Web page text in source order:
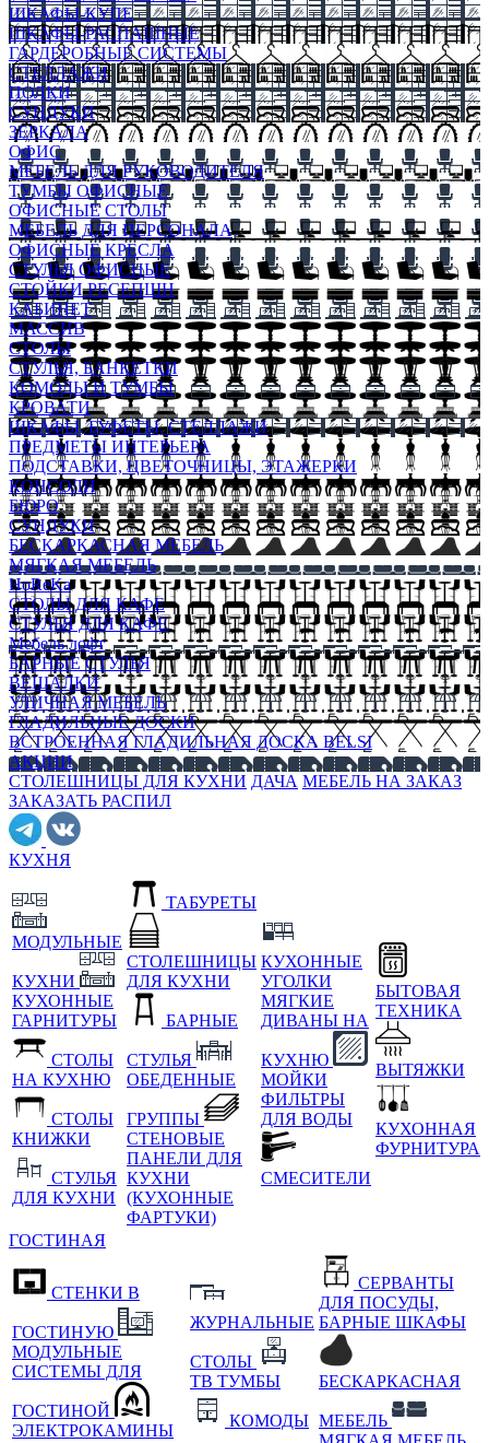
ШКАФЫ-КУПЕ
ШКАФЫ-РАСПАШНЫЕ
ГАРДЕРОБНЫЕ СИСТЕМЫ
СТЕЛЛАЖИ
ПОЛКИ
СУНДУКИ
ЗЕРКАЛА
ОФИС
МЕБЕЛЬ ДЛЯ РУКОВОДИТЕЛЯ
ТУМБЫ ОФИСНЫЕ
ОФИСНЫЕ СТОЛЫ
МЕБЕЛЬ ДЛЯ ПЕРСОНАЛА
ОФИСНЫЕ КРЕСЛА
СТУЛЬЯ ОФИСНЫЕ
СТОЙКИ РЕСЕПШН
КАБИНЕТ
МАССИВ
СТОЛЫ
СТУЛЬЯ, БАНКЕТКИ
КОМОДЫ И ТУМБЫ
КРОВАТИ
ШКАФЫ, БУФЕТЫ, СТЕЛЛАЖИ
ПРЕДМЕТЫ ИНТЕРЬЕРА
ПОДСТАВКИ, ЦВЕТОЧНИЦЫ, ЭТАЖЕРКИ
КОНСОЛИ
БЮРО
СУНДУКИ
БЕСКАРКАСНАЯ МЕБЕЛЬ
МЯГКАЯ МЕБЕЛЬ
HoReKa
СТОЛЫ ДЛЯ КАФЕ
СТУЛЬЯ ДЛЯ КАФЕ
Мебель лофт
БАРНЫЕ СТУЛЬЯ
ВЕШАЛКИ
УЛИЧНАЯ МЕБЕЛЬ
ГЛАДИЛЬНЫЕ ДОСКИ
ВСТРОЕННАЯ ГЛАДИЛЬНАЯ ДОСКА BELSI
АКЦИИ
СТОЛЕШНИЦЫ ДЛЯ КУХНИ ДАЧА МЕБЕЛЬ НА ЗАКАЗ
ЗАКАЗАТЬ РАСПИЛ
КУХНЯ
МОДУЛЬНЫЕ
КУХНИ
КУХОННЫЕ
ГАРНИТУРЫ
СТОЛЫ
НА КУХНЮ
СТОЛЫ
КНИЖКИ
СТУЛЬЯ
ДЛЯ КУХНИ
ТАБУРЕТЫ
СТОЛЕШНИЦЫ
ДЛЯ КУХНИ
БАРНЫЕ
СТУЛЬЯ
ОБЕДЕННЫЕ
ГРУППЫ
СТЕНОВЫЕ
ПАНЕЛИ ДЛЯ
КУХНИ
(КУХОННЫЕ
ФАРТУКИ)
КУХОННЫЕ
УГОЛКИ
МЯГКИЕ
ДИВАНЫ НА
КУХНЮ
МОЙКИ
ФИЛЬТРЫ
ДЛЯ ВОДЫ
СМЕСИТЕЛИ
БЫТОВАЯ
ТЕХНИКА
ВЫТЯЖКИ
КУХОННАЯ
ФУРНИТУРА
ГОСТИНАЯ
СТЕНКИ В
ГОСТИНУЮ
МОДУЛЬНЫЕ
СИСТЕМЫ ДЛЯ
ГОСТИНОЙ
ЭЛЕКТРОКАМИНЫ
ЖУРНАЛЬНЫЕ
СТОЛЫ
ТВ ТУМБЫ
КОМОДЫ
СЕРВАНТЫ
ДЛЯ ПОСУДЫ,
БАРНЫЕ ШКАФЫ
БЕСКАРКАСНАЯ
МЕБЕЛЬ